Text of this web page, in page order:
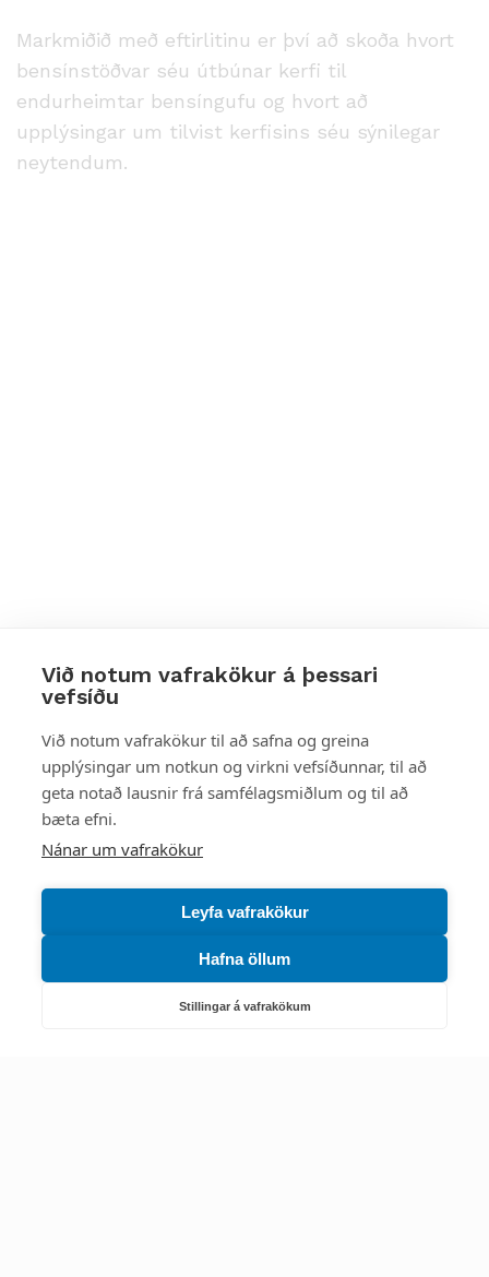
Við notum vafrakökur á þessari
vefsíðu
Við notum vafrakökur til að safna og greina
upplýsingar um notkun og virkni vefsíðunnar, til að
geta notað lausnir frá samfélagsmiðlum og til að
bæta efni.
Nánar um vafrakökur
Leyfa vafrakökur
Hafna öllum
Stillingar á vafrakökum
Markmiðið með eftirlitinu er því að skoða hvort
bensínstöðvar séu útbúnar kerfi til
endurheimtar bensíngufu og hvort að
upplýsingar um tilvist kerfisins séu sýnilegar
neytendum.
Styttu þér leið
Mest skoðað
Starfsstöðvar
Náttúruverndarstofnun
Veiðimál, friðlýst svæði, landvarsla og náttúruvernd